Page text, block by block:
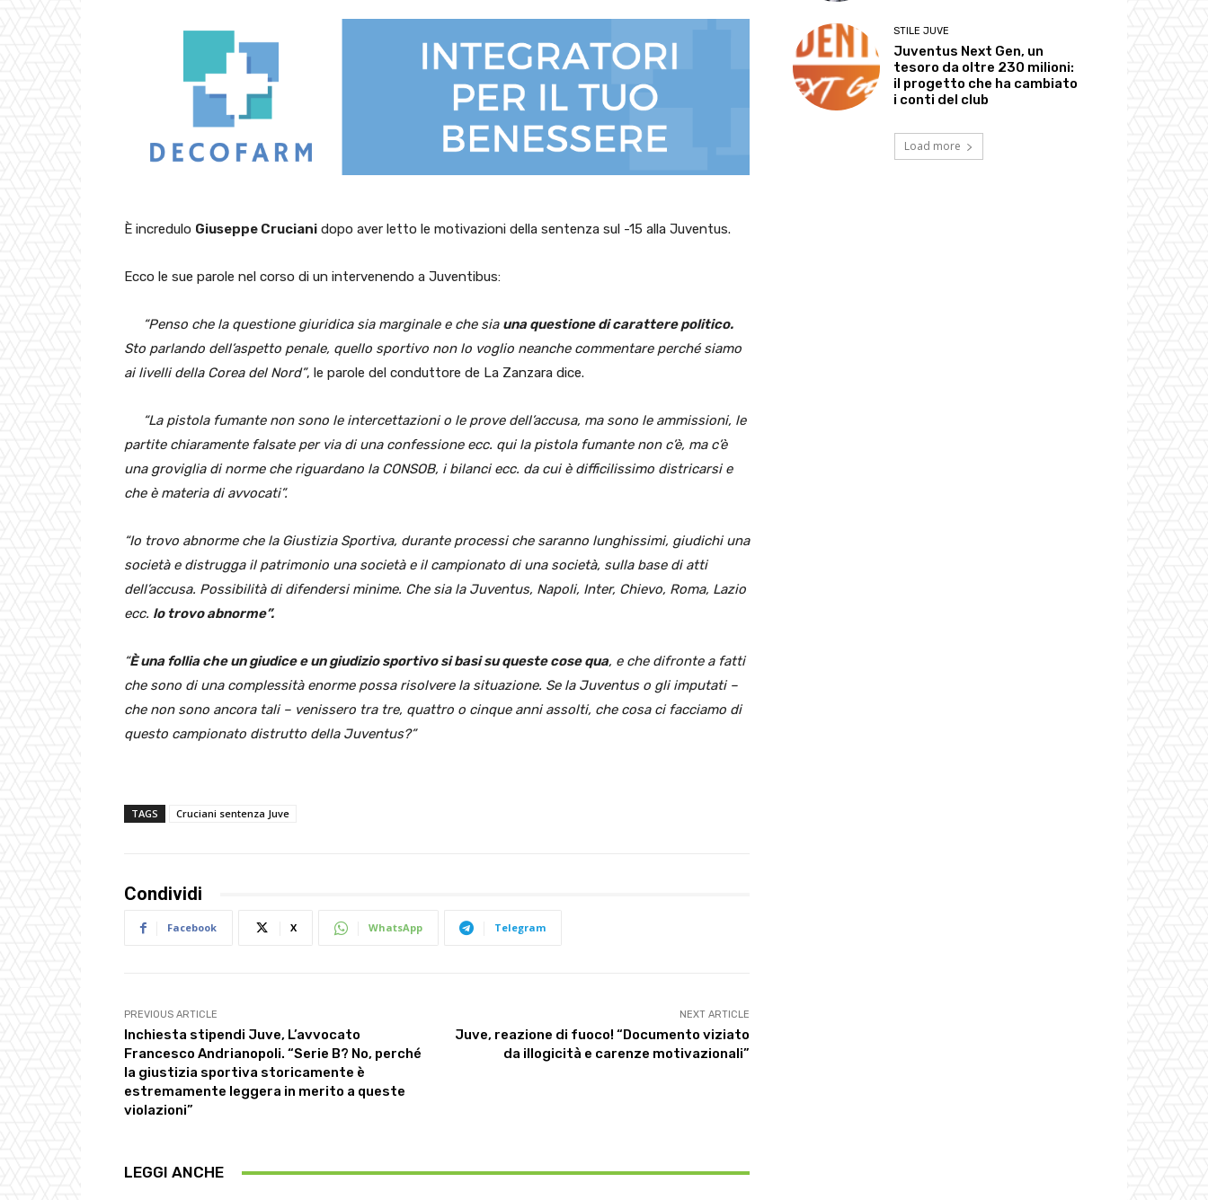
È incredulo Giuseppe Cruciani dopo aver letto le motivazioni della sentenza sul -15 alla Juventus.
Ecco le sue parole nel corso di un intervenendo a Juventibus:
“Penso che la questione giuridica sia marginale e che sia una questione di carattere politico.
Sto parlando dell’aspetto penale, quello sportivo non lo voglio neanche commentare perché siamo
ai livelli della Corea del Nord”, le parole del conduttore de La Zanzara dice.
“La pistola fumante non sono le intercettazioni o le prove dell’accusa, ma sono le ammissioni, le
partite chiaramente falsate per via di una confessione ecc. qui la pistola fumante non c’è, ma c’è
una groviglia di norme che riguardano la CONSOB, i bilanci ecc. da cui è difficilissimo districarsi e
che è materia di avvocati”.
“Io trovo abnorme che la Giustizia Sportiva, durante processi che saranno lunghissimi, giudichi una
società e distrugga il patrimonio una società e il campionato di una società, sulla base di atti
dell’accusa. Possibilità di difendersi minime. Che sia la Juventus, Napoli, Inter, Chievo, Roma, Lazio
ecc. lo trovo abnorme”.
“È una follia che un giudice e un giudizio sportivo si basi su queste cose qua, e che difronte a fatti
che sono di una complessità enorme possa risolvere la situazione. Se la Juventus o gli imputati –
che non sono ancora tali – venissero tra tre, quattro o cinque anni assolti, che cosa ci facciamo di
questo campionato distrutto della Juventus?”
TAGS Cruciani sentenza Juve
Condividi
Facebook X WhatsApp Telegram
PREVIOUS ARTICLE
Inchiesta stipendi Juve, L’avvocato
Francesco Andrianopoli. “Serie B? No, perché
la giustizia sportiva storicamente è
estremamente leggera in merito a queste
violazioni”
NEXT ARTICLE
Juve, reazione di fuoco! “Documento viziato
da illogicità e carenze motivazionali”
LEGGI ANCHE
STILE JUVE
Juventus Next Gen, un
tesoro da oltre 230 milioni:
il progetto che ha cambiato
i conti del club
Load more